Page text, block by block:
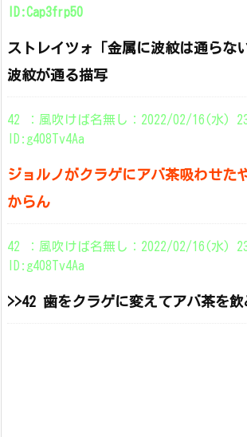
ID:Cap3frp50
ストレイツォ「金属に波紋は通らな
波紋が通る描写
42 ：風吹けば名無し：2022/02/16(水)
ID:g408Tv4Aa
ジョルノがクラゲにアバ茶吸わせた
からん
42 ：風吹けば名無し：2022/02/16(水)
ID:g408Tv4Aa
>>42 歯をクラゲに変えてアバ茶を